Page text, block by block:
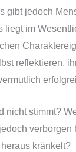
gibt jedoch
liegt im
reflektieren,
nicht stimmt?
kränkelt?